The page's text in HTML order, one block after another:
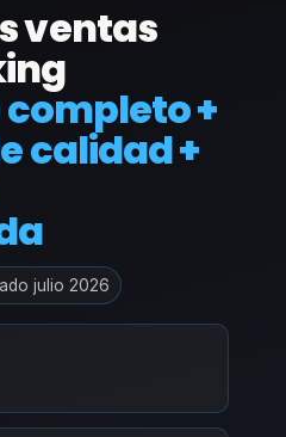
ventas
completo +
calidad +
julio 2026